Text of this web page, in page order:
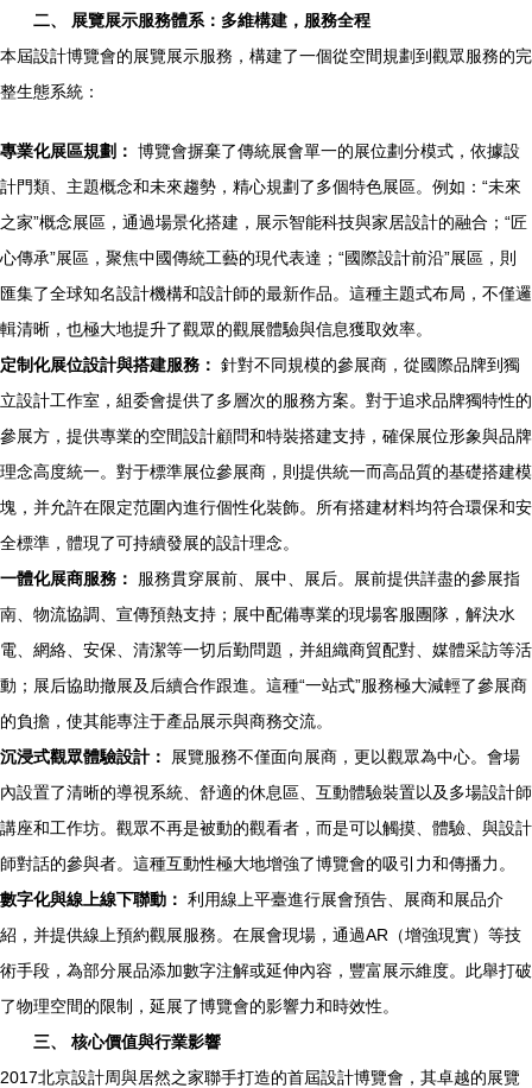
二、 展覽展示服務體系：多維構建，服務全程
本屆設計博覽會的展覽展示服務，構建了一個從空間規劃到觀眾服務的完
整生態系統：
專業化展區規劃： 博覽會摒棄了傳統展會單一的展位劃分模式，依據設
計門類、主題概念和未來趨勢，精心規劃了多個特色展區。例如：“未來
之家”概念展區，通過場景化搭建，展示智能科技與家居設計的融合；“匠
心傳承”展區，聚焦中國傳統工藝的現代表達；“國際設計前沿”展區，則
匯集了全球知名設計機構和設計師的最新作品。這種主題式布局，不僅邏
輯清晰，也極大地提升了觀眾的觀展體驗與信息獲取效率。
定制化展位設計與搭建服務： 針對不同規模的參展商，從國際品牌到獨
立設計工作室，組委會提供了多層次的服務方案。對于追求品牌獨特性的
參展方，提供專業的空間設計顧問和特裝搭建支持，確保展位形象與品牌
理念高度統一。對于標準展位參展商，則提供統一而高品質的基礎搭建模
塊，并允許在限定范圍內進行個性化裝飾。所有搭建材料均符合環保和安
全標準，體現了可持續發展的設計理念。
一體化展商服務：
服務貫穿展前、展中、展后。展前提供詳盡的參展指
南、物流協調、宣傳預熱支持；展中配備專業的現場客服團隊，解決水
電、網絡、安保、清潔等一切后勤問題，并組織商貿配對、媒體采訪等活
動；展后協助撤展及后續合作跟進。這種“一站式”服務極大減輕了參展商
的負擔，使其能專注于產品展示與商務交流。
沉浸式觀眾體驗設計：
展覽服務不僅面向展商，更以觀眾為中心。會場
內設置了清晰的導視系統、舒適的休息區、互動體驗裝置以及多場設計師
講座和工作坊。觀眾不再是被動的觀看者，而是可以觸摸、體驗、與設計
師對話的參與者。這種互動性極大地增強了博覽會的吸引力和傳播力。
數字化與線上線下聯動： 利用線上平臺進行展會預告、展商和展品介
紹，并提供線上預約觀展服務。在展會現場，通過AR（增強現實）等技
術手段，為部分展品添加數字注解或延伸內容，豐富展示維度。此舉打破
了物理空間的限制，延展了博覽會的影響力和時效性。
三、 核心價值與行業影響
2017北京設計周與居然之家聯手打造的首屆設計博覽會，其卓越的展覽